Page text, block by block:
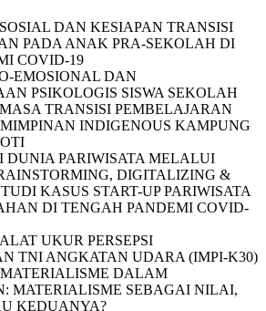
DAN KESIAPAN TRANSISI
PADA ANAK PRA-SEKOLAH DI
COVID-19
EMOSIONAL DAN
PSIKOLOGIS SISWA SEKOLAH
TRANSISI PEMBELAJARAN
INDIGENOUS KAMPUNG
DUNIA PARIWISATA MELALUI
DIGITALIZING &
KASUS START-UP PARIWISATA
DI TENGAH PANDEMI COVID-
UKUR PERSEPSI
TNI ANGKATAN UDARA (IMPI-K30)
DALAM
MATERIALISME SEBAGAI NILAI,
KEDUANYA?